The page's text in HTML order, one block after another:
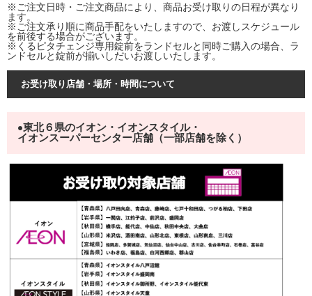
※ご注文日時・ご注文商品により、商品お受け取りの日程が異なり
ます。
※ご注文承り順に商品手配をいたしますので、お渡しスケジュール
を前後する場合がございます。
※くるピタチェンジ専用錠前をランドセルと同時ご購入の場合、ラ
ンドセルと錠前が揃いしだいお渡しいたします。
お受け取り店舗・場所・時間について
●東北６県のイオン・イオンスタイル・
イオンスーパーセンター店舗（一部店舗を除く）